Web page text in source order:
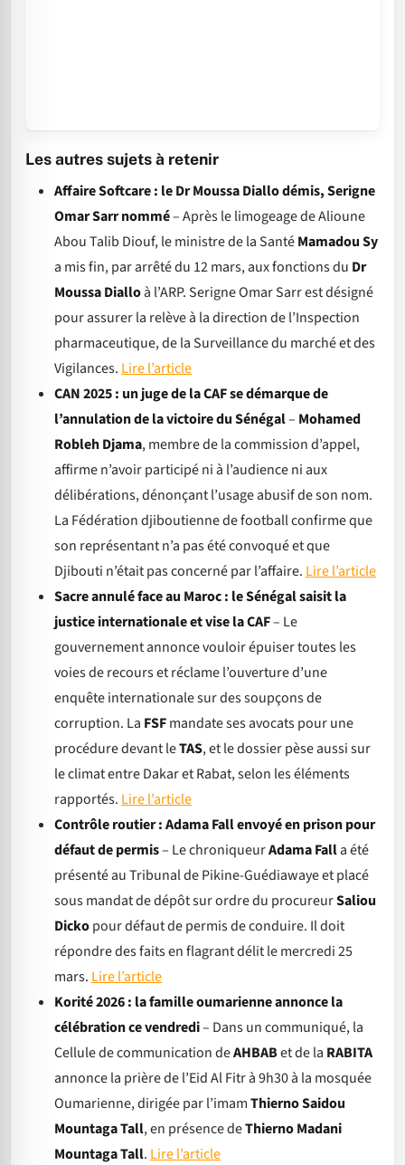
Les autres sujets à retenir
Affaire Softcare : le Dr Moussa Diallo démis, Serigne
Omar Sarr nommé– Après le limogeage de Alioune
Abou Talib Diouf, le ministre de la SantéMamadou Sy
a mis fin, par arrêté du 12 mars, aux fonctions du Dr
Moussa Dialloà l’ARP. Serigne Omar Sarr est désigné
pour assurer la relève à la direction de l’Inspection
pharmaceutique, de la Surveillance du marché et des
Vigilances. Lire l’article
CAN 2025 : un juge de la CAF se démarque de
l’annulation de la victoire du Sénégal– Mohamed
Robleh Djama, membre de la commission d’appel,
affirme n’avoir participé ni à l’audience ni aux
délibérations, dénonçant l’usage abusif de son nom.
La Fédération djiboutienne de football confirme que
son représentant n’a pas été convoqué et que
Djibouti n’était pas concerné par l’affaire. Lire l’article
Sacre annulé face au Maroc : le Sénégal saisit la
justice internationale et vise la CAF– Le
gouvernement annonce vouloir épuiser toutes les
voies de recours et réclame l’ouverture d’une
enquête internationale sur des soupçons de
corruption. La FSFmandate ses avocats pour une
procédure devant leTAS, et le dossier pèse aussi sur
le climat entre Dakar et Rabat, selon les éléments
rapportés. Lire l’article
Contrôle routier : Adama Fall envoyé en prison pour
défaut de permis– Le chroniqueurAdama Falla été
présenté au Tribunal de Pikine-Guédiawaye et placé
sous mandat de dépôt sur ordre du procureurSaliou
Dickopour défaut de permis de conduire. Il doit
répondre des faits en flagrant délit le mercredi 25
mars. Lire l’article
Korité 2026 : la famille oumarienne annonce la
célébration ce vendredi– Dans un communiqué, la
Cellule de communication deAHBABet de la RABITA
annonce la prière de l’Eid Al Fitr à 9h30 à la mosquée
Oumarienne, dirigée par l’imamThierno Saidou
Mountaga Tall, en présence deThierno Madani
Mountaga Tall. Lire l’article